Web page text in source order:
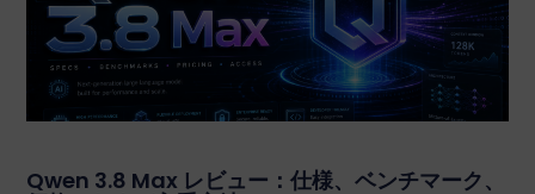
Qwen 3.8 Max レビュー：仕様、ベンチマーク、